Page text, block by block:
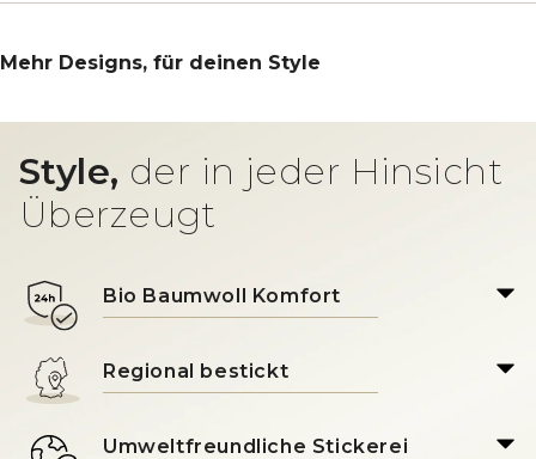
Mehr Designs, für deinen Style
Style, der in jeder Hinsicht
Überzeugt
Bio Baumwoll Komfort
Regional bestickt
Umweltfreundliche Stickerei